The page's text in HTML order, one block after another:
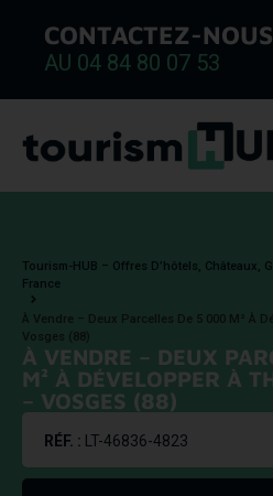
CONTACTEZ-NOUS
AU 04 84 80 07 53
Tourism-HUB – Offres D’hôtels, Châteaux,
France
À Vendre – Deux Parcelles De 5 000 M² À
Vosges (88)
À VENDRE – DEUX
M² À DÉVELOPPER À
– VOSGES (88)
RÉF. : LT-46836-4823